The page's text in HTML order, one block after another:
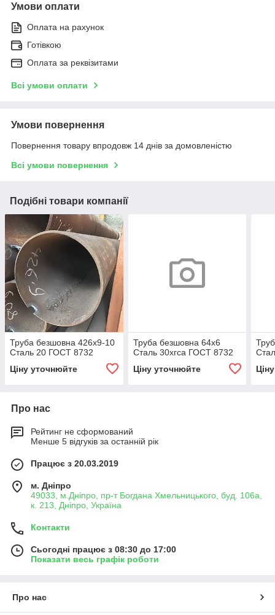
Умови оплати
Оплата на рахунок
Готівкою
Оплата за реквізитами
Всі умови оплати
Умови повернення
Повернення товару впродовж 14 днів за домовленістю
Всі умови повернення
Подібні товари компанії
Труба безшовна 426х9-10
Сталь 20 ГОСТ 8732
Ціну уточнюйте
Труба безшовна 64х6
Сталь 30хгса ГОСТ 8732
Ціну уточнюйте
Про нас
Рейтинг не сформований
Менше 5 відгуків за останній рік
Працює з 20.03.2019
м. Дніпро
49033, м.Дніпро, пр-т Богдана Хмельницького, буд. 106а,
к. 213, Дніпро, Україна
Контакти
Сьогодні працює з 08:30 до 17:00
Показати весь графік роботи
Про нас